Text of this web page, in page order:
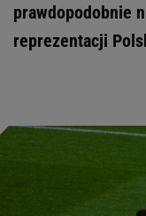
prawdopodobnie
reprezentacji